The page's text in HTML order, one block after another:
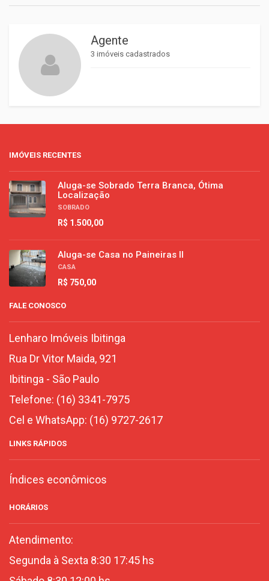
Agente
3 imóveis cadastrados
IMÓVEIS RECENTES
Aluga-se Sobrado Terra Branca, Ótima
Localização
SOBRADO
R$ 1.500,00
Aluga-se Casa no Paineiras II
CASA
R$ 750,00
FALE CONOSCO
Lenharo Imóveis Ibitinga
Rua Dr Vitor Maida, 921
Ibitinga - São Paulo
Telefone: (16) 3341-7975
Cel e WhatsApp: (16) 9727-2617
LINKS RÁPIDOS
Índices econômicos
HORÁRIOS
Atendimento:
Segunda à Sexta 8:30 17:45 hs